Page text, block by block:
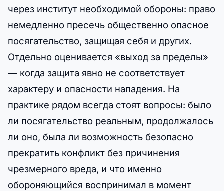
через институт необходимой обороны: право
немедленно пресечь общественно опасное
посягательство, защищая себя и других.
Отдельно оценивается «выход за пределы»
— когда защита явно не соответствует
характеру и опасности нападения. На
практике рядом всегда стоят вопросы: было
ли посягательство реальным, продолжалось
ли оно, была ли возможность безопасно
прекратить конфликт без причинения
чрезмерного вреда, и что именно
обороняющийся воспринимал в момент